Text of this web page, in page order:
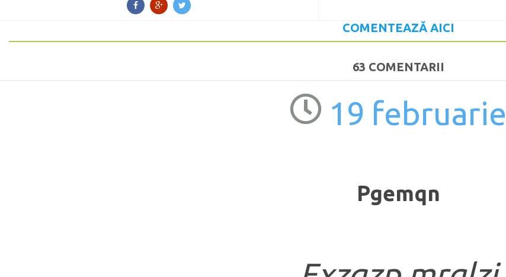
COMENTEAZĂ AICI
63 COMENTARII
19 februarie
Pgemqn